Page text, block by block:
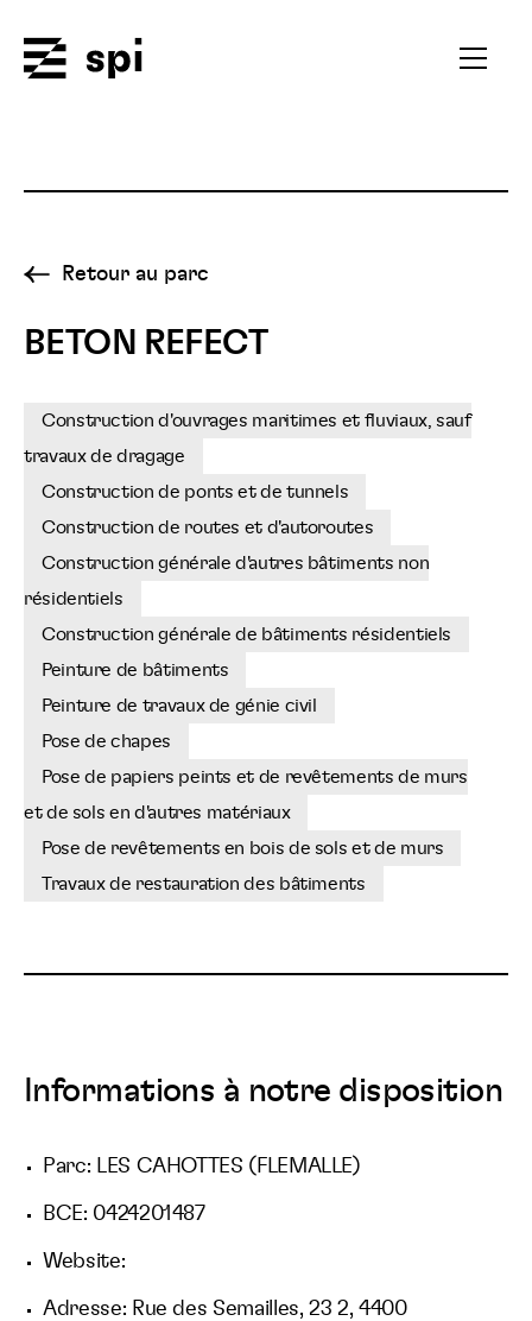
Ouvrir
Retour au parc
BETON REFECT
Construction d'ouvrages maritimes et fluviaux, sauf
travaux de dragage
Construction de ponts et de tunnels
Construction de routes et d'autoroutes
Construction générale d'autres bâtiments non
résidentiels
Construction générale de bâtiments résidentiels
Peinture de bâtiments
Peinture de travaux de génie civil
Pose de chapes
Pose de papiers peints et de revêtements de murs
et de sols en d'autres matériaux
Pose de revêtements en bois de sols et de murs
Travaux de restauration des bâtiments
Informations à notre disposition
Parc: LES CAHOTTES (FLEMALLE)
BCE: 0424201487
Website:
Adresse: Rue des Semailles, 23 2, 4400